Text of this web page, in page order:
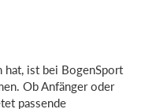
hat, ist bei BogenSport
Ob Anfänger oder
passende